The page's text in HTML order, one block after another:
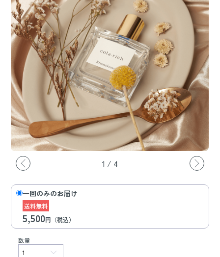
1 / 4
一回のみのお届け
送料無料
5,500円（税込）
数量